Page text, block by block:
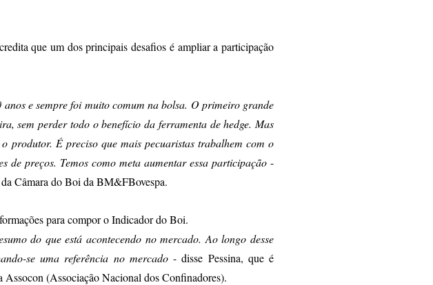
que um dos principais desafios é ampliar a participação
e sempre foi muito comum na bolsa. O primeiro grande
sem perder todo o benefício da ferramenta de hedge. Mas
produtor. É preciso que mais pecuaristas trabalhem com o
de preços. Temos como meta aumentar essa participação -
Câmara do Boi da BM&FBovespa.
para compor o Indicador do Boi.
do que está acontecendo no mercado. Ao longo desse
se uma referência no mercado- disse Pessina, que é
Assocon (Associação Nacional dos Confinadores).